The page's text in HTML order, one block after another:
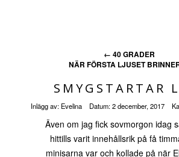
← 40 GRADER
NÄR FÖRSTA LJUSET
SMYGSTARTAR
Inlägg av: Evelina Datum:2 december, 2017
Även om jag fick sovmorgon idag
hittills varit innehållsrik på få
minisarna var och kollade på när